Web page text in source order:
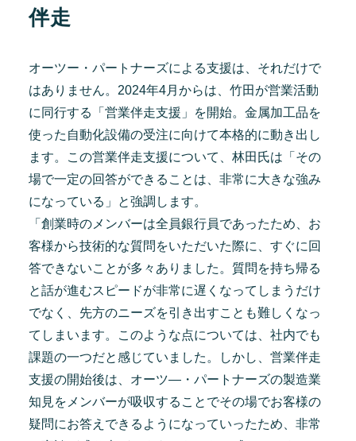
伴走
オーツー・パートナーズによる支援は、それだけで
はありません。2024年4月からは、竹田が営業活動
に同行する「営業伴走支援」を開始。金属加工品を
使った自動化設備の受注に向けて本格的に動き出し
ます。この営業伴走支援について、林田氏は「その
場で一定の回答ができることは、非常に大きな強み
になっている」と強調します。
「創業時のメンバーは全員銀行員であったため、お
客様から技術的な質問をいただいた際に、すぐに回
答できないことが多々ありました。質問を持ち帰る
と話が進むスピードが非常に遅くなってしまうだけ
でなく、先方のニーズを引き出すことも難しくなっ
てしまいます。このような点については、社内でも
課題の一つだと感じていました。しかし、営業伴走
支援の開始後は、オーツ―・パートナーズの製造業
知見をメンバーが吸収することでその場でお客様の
疑問にお答えできるようになっていったため、非常